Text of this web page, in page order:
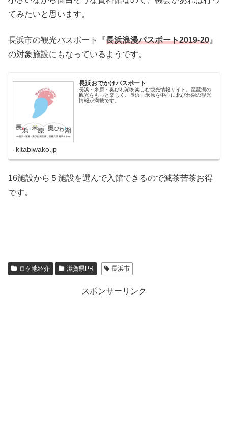
てみたいと思います。
長浜市の観光パスポート『長浜浪漫パスポート2019-20 』
の対象施設にもなっているようです。
長浜おでかけパスポート
長浜・米原・奥びわ湖を楽しむ観光情報サイト。琵琶湖の
観光をもっと楽しく。長浜・米原を中心に北びわ湖の観光
情報が満載です。
kitabiwako.jp
16施設から５施設を選んで入館できるので滅茶苦茶お得
です。
ロケ地紹介 滋賀県PR 長浜市
スポンサーリンク